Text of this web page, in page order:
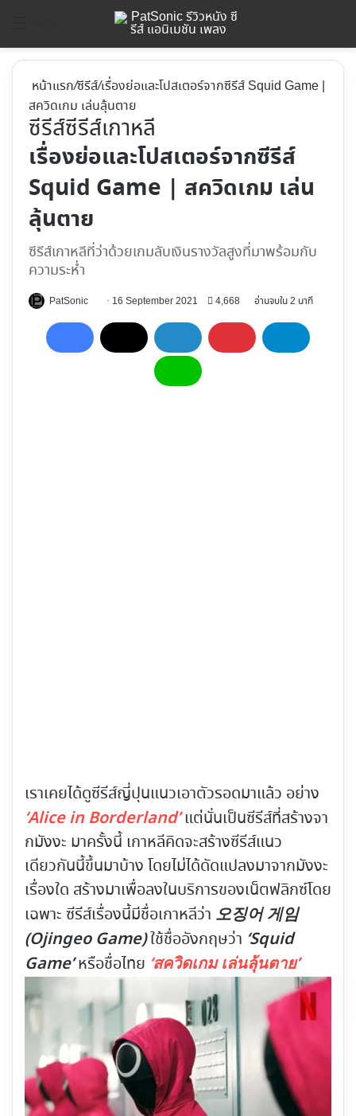
หน้าแรก/ซีรีส์/เรื่องย่อและโปสเตอร์จากซีรีส์ Squid Game |
สควิดเกม เล่นลุ้นตาย
ซีรีส์ซีรีส์เกาหลี
เรื่องย่อและโปสเตอร์จากซีรีส์
Squid Game | สควิดเกม เล่น
ลุ้นตาย
ซีรีส์เกาหลีที่ว่าด้วยเกมลับเงินรางวัลสูงที่มาพร้อมกับ
ความระห่ำ
PatSonic
Follow
X
16 September 2021 4,668 อ่านจบใน 2 นาที
เราเคยได้ดูซีรีส์ญี่ปุนแนวเอาตัวรอดมาแล้ว อย่าง
‘Alice in Borderland’แต่นั่นเป็นซีรีส์ที่สร้างจา
กมังงะ มาครั้งนี้ เกาหลีคิดจะสร้างซีรีส์แนว
เดียวกันนี้ขึ้นมาบ้าง โดยไม่ได้ดัดแปลงมาจากมังงะ
เรื่องใด สร้างมาเพื่อลงในบริการของเน็ตฟลิกซ์โดย
เฉพาะ ซีรีส์เรื่องนี้มีชื่อเกาหลีว่า 오징어 게임
(Ojingeo Game)ใช้ชื่ออังกฤษว่า ‘Squid
Game’หรือชื่อไทย ‘สควิดเกม เล่นลุ้นตาย’